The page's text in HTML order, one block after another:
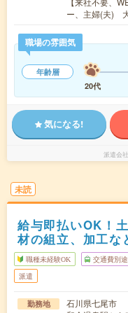
ー、主婦(夫)
職場の雰囲気
年齢層
20代
気になる!
派遣会社
未読
給与即払いOK！
材の組立、加工な
職種未経験OK 交通費別
派遣
勤務地
石川県七尾市